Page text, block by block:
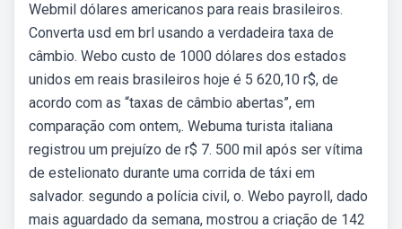
Webmil dólares americanos para reais brasileiros.
Converta usd em brl usando a verdadeira taxa de
câmbio. Webo custo de 1000 dólares dos estados
unidos em reais brasileiros hoje é 5 620,10 r$, de
acordo com as “taxas de câmbio abertas”, em
comparação com ontem,. Webuma turista italiana
registrou um prejuízo de r$ 7. 500 mil após ser vítima
de estelionato durante uma corrida de táxi em
salvador. segundo a polícia civil, o. Webo payroll, dado
mais aguardado da semana, mostrou a criação de 142